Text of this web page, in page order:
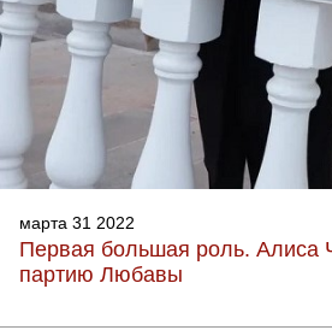
марта 31 2022
Первая большая роль. Алиса
партию Любавы